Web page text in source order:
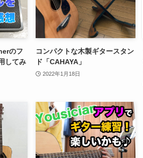
のフ
してみ
コンパクトな木製ギタースタン
ド「CAHAYA」
2022年1月18日